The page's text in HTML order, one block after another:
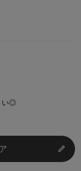
い◎